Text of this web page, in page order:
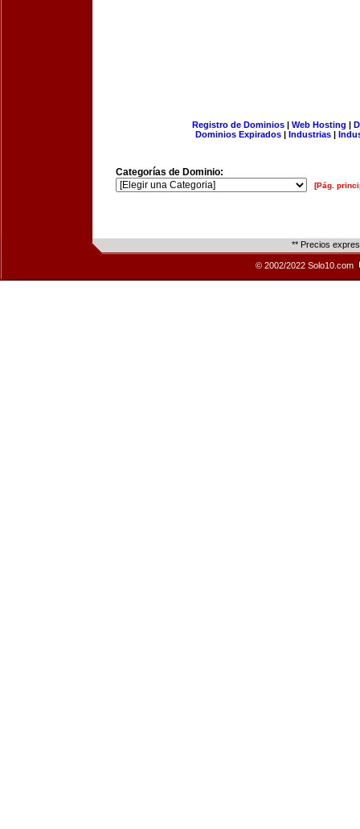
Registro de Dominios| Web Hosting |
Dominios Expirados | Industrias |
Categorías de Dominio:
[Pág.
** Precios
© 2002/2022 Solo10.com